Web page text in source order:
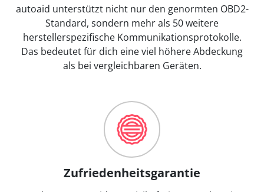
autoaid unterstützt nicht nur den genormten OBD2-
Standard, sondern mehr als 50 weitere
herstellerspezifische Kommunikationsprotokolle.
Das bedeutet für dich eine viel höhere Abdeckung
als bei vergleichbaren Geräten.
Zufriedenheitsgarantie